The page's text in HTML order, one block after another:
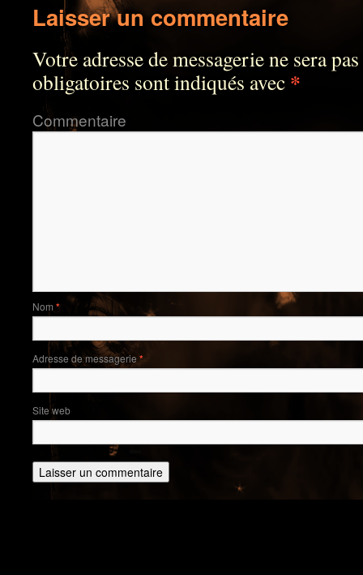
Laisser un commentaire
Votre adresse de messagerie ne sera
obligatoires sont indiqués avec *
Commentaire
Nom *
Adresse de messagerie *
Site web